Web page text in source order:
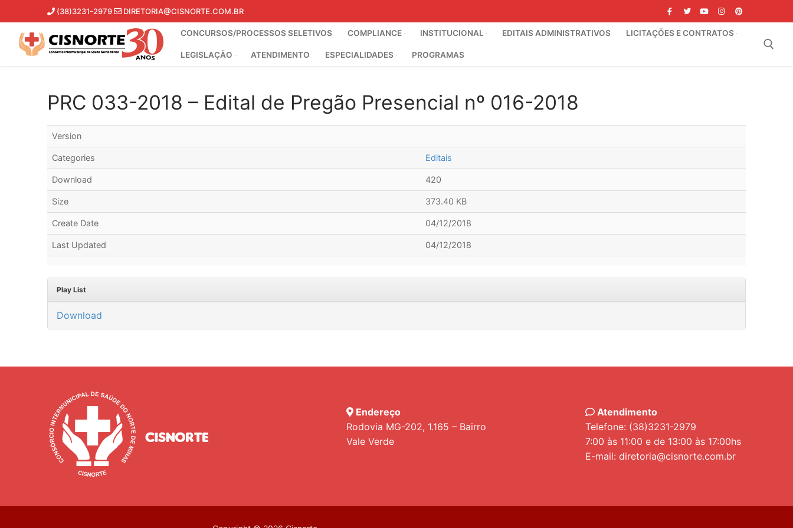
para
conteúdo
(38)3231-2979 DIRETORIA@CISNORTE.COM.BR
CONCURSOS/PROCESSOS SELETIVOS COMPLIANCE INSTITUCIONAL EDITAIS ADMINISTRATIVOS LICITAÇÕES E CONTRATOS
LEGISLAÇÃO ATENDIMENTO ESPECIALIDADES PROGRAMAS
PRC 033-2018 – Edital de Pregão Presencial nº 016-2018
Version
Categories Editais
Download 420
Size 373.40 KB
Create Date 04/12/2018
Last Updated 04/12/2018
Play List
Download
Endereço
Rodovia MG-202, 1.165 – Bairro
Vale Verde
Atendimento
Telefone: (38)3231-2979
7:00 às 11:00 e de 13:00 às 17:00hs
E-mail: diretoria@cisnorte.com.br